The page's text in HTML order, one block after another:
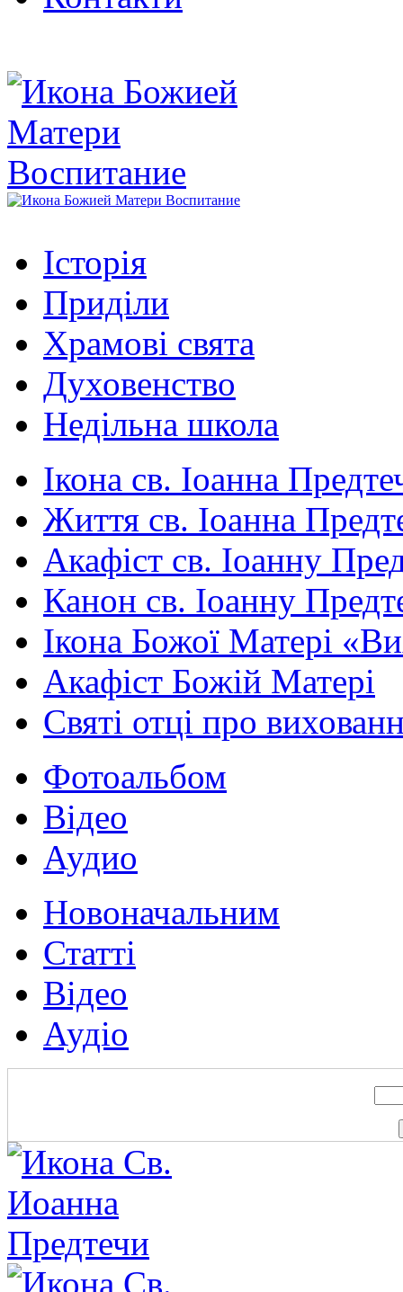
Історія
Приділи
Храмові свята
Духовенство
Недільна школа
Ікона св. Іоанна
Життя св. Іоанна
Акафіст св. Іоанну
Канон св. Іоанну
Ікона Божої Матері
Акафіст Божій Матері
Святі отці про
Фотоальбом
Відео
Аудио
Новоначальним
Статті
Відео
Аудіо